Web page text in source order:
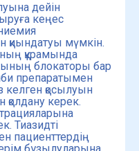
дейін
кеңес
қиындатуы мүмкін.
құрамында
блокаторы бар
препаратымен
келген қосылуын
қолдану керек.
Тиазидті
пациенттердің